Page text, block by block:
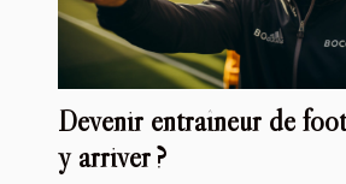
Devenir entraîneur de
y arriver ?